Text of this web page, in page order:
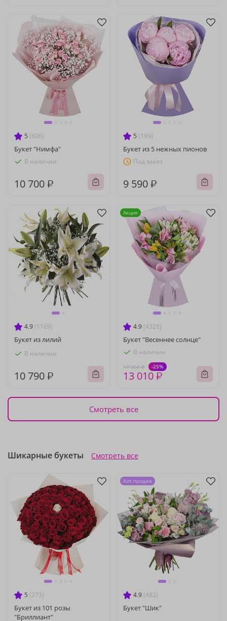
5 (606)
Букет "Нимфа"
В наличии
10 700 ₽
5 (199)
Букет из 5 нежных пионов
Под заказ
9 590 ₽
4.9 (1169)
Букет из лилий
В наличии
10 790 ₽
4.9 (4328)
Букет "Весеннее солнце"
В наличии
17 350 ₽ -25%
13 010 ₽
Акция
Смотреть все
Шикарные букеты Смотреть все
5 (273)
Букет из 101 розы
"Бриллиант"
4.9 (482)
Букет "Шик"
Хит продаж